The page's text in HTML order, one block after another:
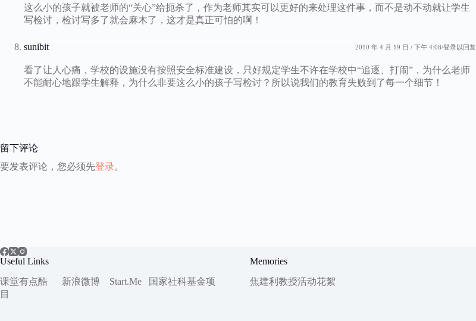
这么小的孩子就被老师的“关心”给扼杀了，作为老师其实可以更好的来处理这件事，而不是动不动就让学生
写检讨，检讨写多了就会麻木了，这才是真正可怕的啊！
sunibit 2010 年 4 月 19 日 / 下午 4:08 登录以回复
看了让人心痛，学校的设施没有按照安全标准建设，只好规定学生不许在学校中“追逐、打闹”，为什么老师
不能耐心地跟学生解释，为什么非要这么小的孩子写检讨？所以说我们的教育失败到了每一个细节！
留下评论
要发表评论，您必须先登录。
Useful Links
课堂有点酷
新浪微博 Start.Me 国家社科基金项
目
Memories
焦建利教授活动花絮